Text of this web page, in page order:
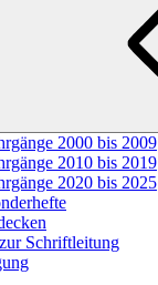
2000 bis 2009
2010 bis 2019
2020 bis 2025
Schriftleitung